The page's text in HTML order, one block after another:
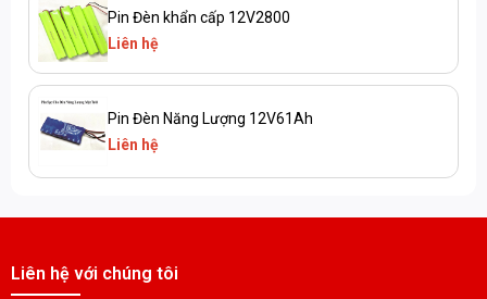
Pin Đèn khẩn cấp 12V2800
Liên hệ
Pin Đèn Năng Lượng 12V61Ah
Liên hệ
PIN SẠC 14.4V3500MAH
Liên hệ với chúng tôi